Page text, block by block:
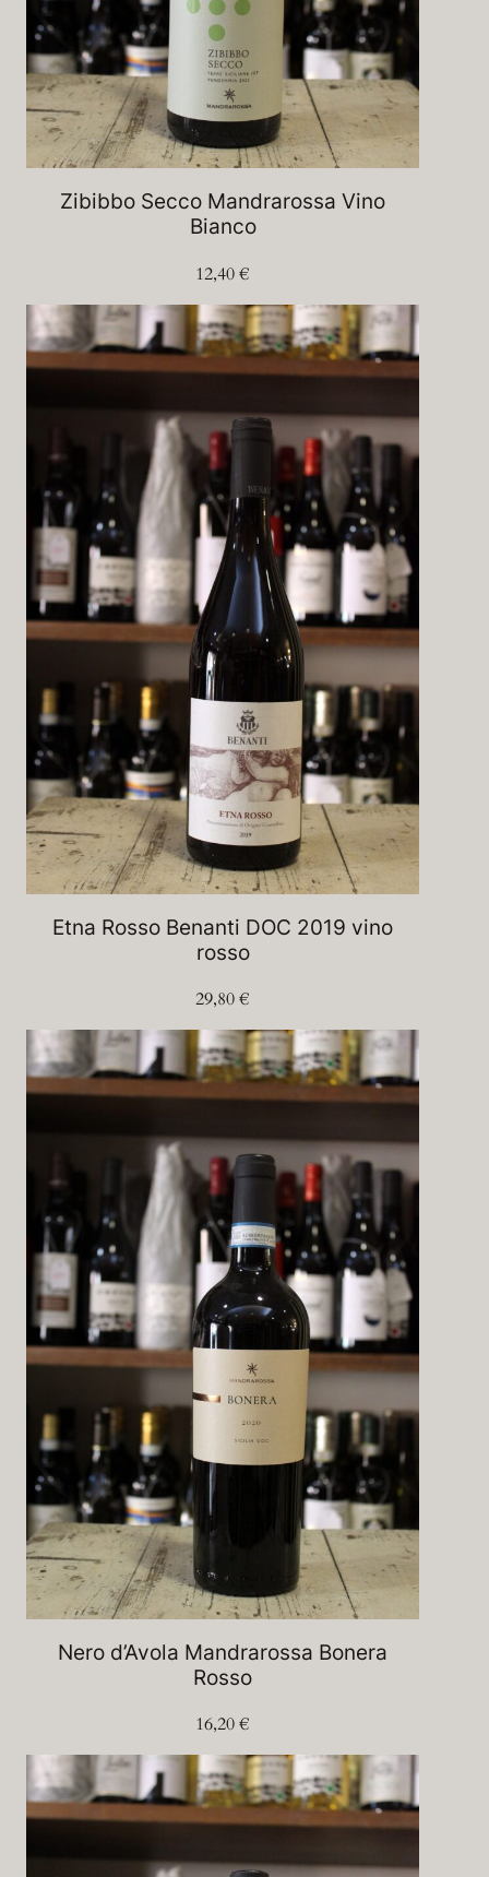
Zibibbo Secco Mandrarossa Vino
Bianco
12,40€
Etna Rosso Benanti DOC 2019 vino
rosso
29,80€
Nero d’Avola Mandrarossa Bonera
Rosso
16,20€